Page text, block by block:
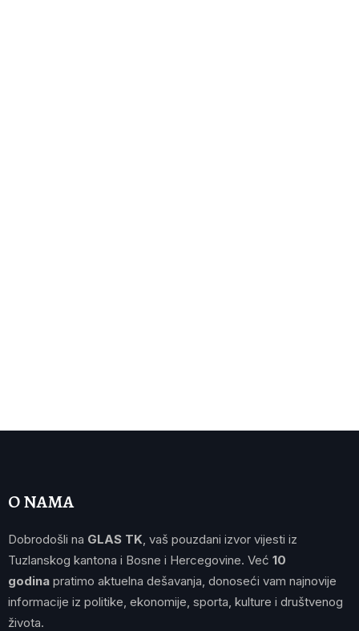
O NAMA
Dobrodošli na GLAS TK , vaš pouzdani izvor vijesti iz
Tuzlanskog kantona i Bosne i Hercegovine. Već 10
godina pratimo aktuelna dešavanja, donoseći vam najnovije
informacije iz politike, ekonomije, sporta, kulture i društvenog
života.